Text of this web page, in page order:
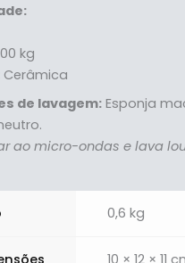
kg
Cerâmica
de lavagem: Esponja
ao micro-ondas e lava
0,6 kg
10 × 12 × 11